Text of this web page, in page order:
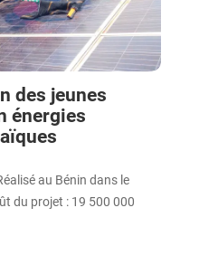
des jeunes
énergies
au Bénin dans le
du projet : 19 500 000